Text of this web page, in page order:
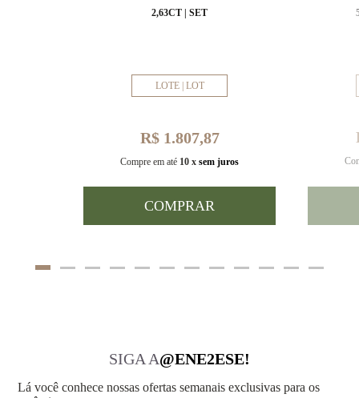
2,63CT | SET
LOTE | LOT
R$ 1.807,87
Compre em até 10 x sem juros
COMPRAR
SIGA A@ENE2ESE!
Lá você conhece nossas ofertas semanais exclusivas para os